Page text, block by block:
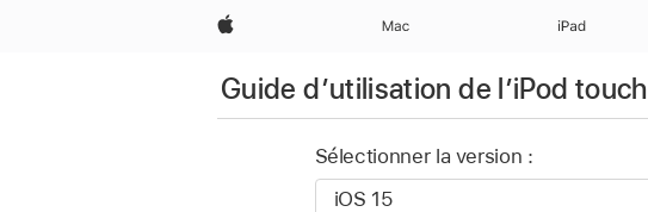
Apple Mac iPad
Guide d’utilisation de l’iPod touch
Sélectionner la version :